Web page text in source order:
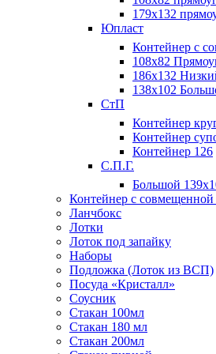
179х132
Юпласт
Контейнер с
108х82
186х132
138х102
СтП
Контейнер
Контейнер
Контейнер 126
С.П.Г.
Большой
Контейнер с
Ланчбокс
Лотки
Лоток под запайку
Наборы
Подложка (Лоток из ВСП)
Посуда «Кристалл»
Соусник
Стакан 100мл
Стакан 180 мл
Стакан 200мл